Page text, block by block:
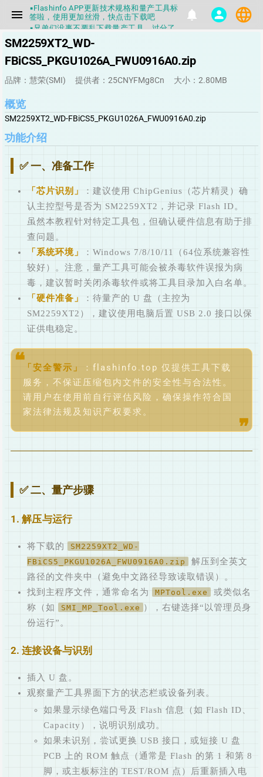
menu
签啦，使用更加丝滑，快点击下载吧
▪兄弟们没事不要乱下载量产工具，过分了
下载服务会暂停一段时间才能恢复
▪Flashinfo提供的所有数据仅供参考，DIY
本来就有不确定性，任何第三方工具提供的
数据都不要100%相信，包括量产工具都不
一定可信的，因为数据都可以改，一定要有
正确的认知，不要随大流
▪如果发现数据有错误，或者存在误导，欢
▪Flashinfo APP更新技术规格和量产工具标
签啦，使用更加丝滑，快点击下载吧
notifications person language
SM2259XT2_WD-
FBiCS5_PKGU1026A_FWU0916A0.zip
品牌：慧荣(SMI) 提供者：25CNYFMg8Cn 大小：2.80MB
概览
SM2259XT2_WD-FBiCS5_PKGU1026A_FWU0916A0.zip
功能介绍
✅ 一、准备工作
芯片识别
：建议使用 ChipGenius（芯片精灵）确
认主控型号是否为 SM2259XT2，并记录 Flash ID。
虽然本教程针对特定工具包，但确认硬件信息有助于排
查问题。
系统环境
：Windows 7/8/10/11（64位系统兼容性
较好）。注意，量产工具可能会被杀毒软件误报为病
毒，建议暂时关闭杀毒软件或将工具目录加入白名单。
硬件准备
：待量产的 U 盘（主控为
SM2259XT2），建议使用电脑后置 USB 2.0 接口以保
证供电稳定。
安全警示
：flashinfo.top 仅提供工具下载
服务，不保证压缩包内文件的安全性与合法性。
请用户在使用前自行评估风险，确保操作符合国
家法律法规及知识产权要求。
✅ 二、量产步骤
1. 解压与运行
将下载的
SM2259XT2_WD-
FBiCS5_PKGU1026A_FWU0916A0.zip
解压到全英文
路径的文件夹中（避免中文路径导致读取错误）。
找到主程序文件，通常命名为
MPTool.exe
或类似名
称（如
SMI_MP_Tool.exe ），右键选择“以管理员身
份运行”。
2. 连接设备与识别
插入 U 盘。
观察量产工具界面下方的状态栏或设备列表。
如果显示绿色端口号及 Flash 信息（如 Flash ID、
Capacity），说明识别成功。
如果未识别，尝试更换 USB 接口，或短接 U 盘
PCB 上的 ROM 触点（通常是 Flash 的第 1 和第 8
脚，或主板标注的 TEST/ROM 点）后重新插入电